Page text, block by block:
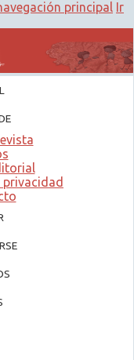
principal Ir
privacidad